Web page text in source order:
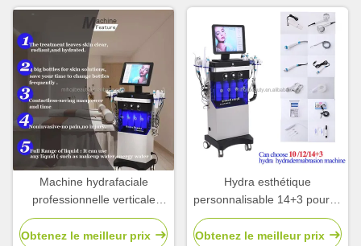
Machine hydrafaciale
professionnelle verticale
pour le nettoyage en
profondeur 14+3
Obtenez le meilleur prix
Hydra esthétique
personnalisable 14+3 pour le
traitement de l'acné face
lifting
Obtenez le meilleur prix